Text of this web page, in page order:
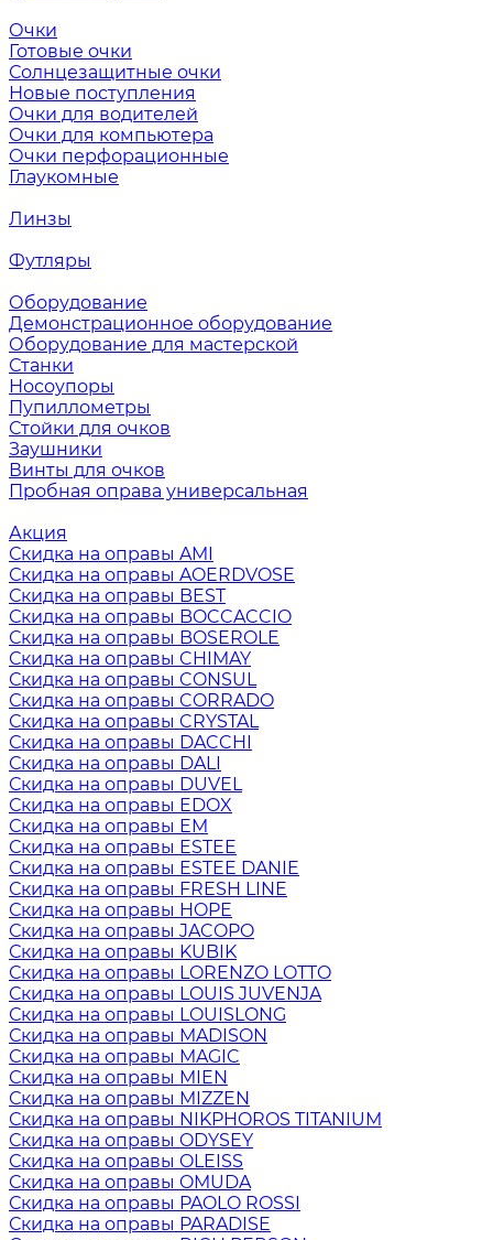
Очки
Готовые очки
Солнцезащитные очки
Новые поступления
Очки для водителей
Очки для компьютера
Очки перфорационные
Глаукомные
Линзы
Футляры
Оборудование
Демонстрационное оборудование
Оборудование для мастерской
Станки
Носоупоры
Пупиллометры
Стойки для очков
Заушники
Винты для очков
Пробная оправа универсальная
Акция
Скидка на оправы AMI
Скидка на оправы AOERDVOSE
Скидка на оправы BEST
Скидка на оправы BOCCACCIO
Скидка на оправы BOSEROLE
Скидка на оправы CHIMAY
Скидка на оправы CONSUL
Скидка на оправы CORRADO
Скидка на оправы CRYSTAL
Скидка на оправы DACCHI
Скидка на оправы DALI
Скидка на оправы DUVEL
Скидка на оправы EDOX
Скидка на оправы EM
Скидка на оправы ESTEE
Скидка на оправы ESTEE DANIE
Скидка на оправы FRESH LINE
Скидка на оправы HOPE
Скидка на оправы JACOPO
Скидка на оправы KUBIK
Скидка на оправы LORENZO LOTTO
Скидка на оправы LOUIS JUVENJA
Скидка на оправы LOUISLONG
Скидка на оправы MADISON
Скидка на оправы MAGIC
Скидка на оправы MIEN
Скидка на оправы MIZZEN
Скидка на оправы NIKPHOROS TITANIUM
Скидка на оправы ODYSEY
Скидка на оправы OLEISS
Скидка на оправы OMUDA
Скидка на оправы PAOLO ROSSI
Скидка на оправы PARADISE